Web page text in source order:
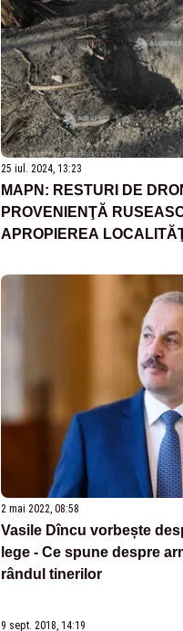
25 iul. 2024, 13:23
MAPN: RESTURI DE
PROVENIENŢĂ
APROPIEREA
2 mai 2022, 08:58
Vasile Dîncu vorbește
lege - Ce spune despre
rândul tinerilor
9 sept. 2018, 14:19